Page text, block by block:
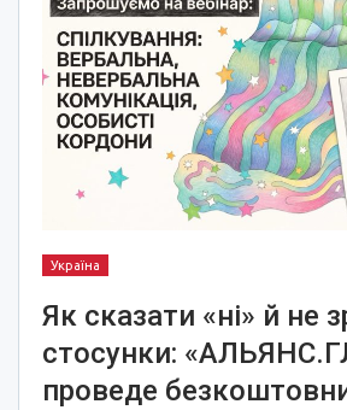
Україна
Як сказати «ні» й не
стосунки:
проведе